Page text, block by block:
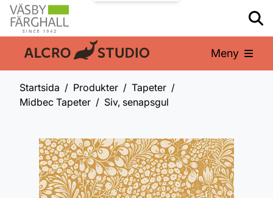
En del av: Meny
Startsida Produkter
Tapeter
Midbec Tapeter
Siv, senapsgul